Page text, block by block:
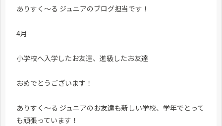
ありすく～る ジュニアのブログ担当です！
4月
小学校へ入学したお友達、進級したお友達
おめでとうございます！
ありすく〜る ジュニアのお友達も新しい学校、学年でとって
も頑張っています！